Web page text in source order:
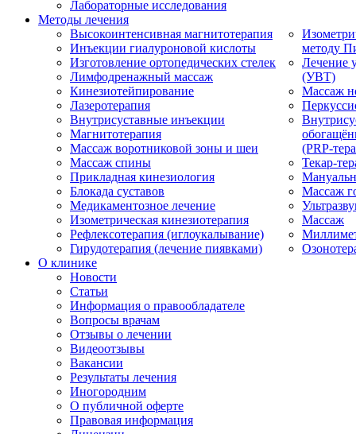
Лабораторные исследования
Методы лечения
Высокоинтенсивная магнитотерапия
Инъекции гиалуроновой кислоты
Изготовление ортопедических стелек
Лимфодренажный массаж
Кинезиотейпирование
Лазеротерапия
Внутрисуставные инъекции
Магнитотерапия
Массаж воротниковой зоны и шеи
Массаж спины
Прикладная кинезиология
Блокада суставов
Медикаментозное лечение
Изометрическая кинезиотерапия
Рефлексотерапия (иглоукалывание)
Гирудотерапия (лечение пиявками)
методу
Лечение
(УВТ)
Массаж
(PRP-
Текар-
Массаж
Массаж
О клинике
Новости
Статьи
Информация о правообладателе
Вопросы врачам
Отзывы о лечении
Видеоотзывы
Вакансии
Результаты лечения
Иногородним
О публичной оферте
Правовая информация